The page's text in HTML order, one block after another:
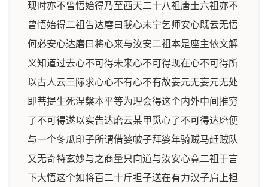
现时亦不曾悟始得乃至西天二十八祖唐土六祖亦不
曾悟始得二祖告达磨曰我心未宁乞师安心既云无悟
何必安心达磨曰将心来与汝安二祖本是座主依文解
义知道过去心不可得未来心不可得现在心不可得所
以古人云三际求心心不有心不有故妄元无妄元无处
即菩提生死涅槃本平等为理会得这个内外中间推穷
了不可得遂以实告达磨云某甲觅心了不可得达磨便
与一个冬瓜印子所谓借婆帔子拜婆年骑贼马赶贼队
又无奇特玄妙与之商量只向道与汝安心竟二祖于言
下大悟这个如将百二十斤担子送在有力汉子肩上担